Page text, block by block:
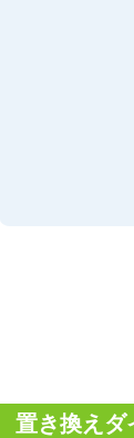
置き換えダ